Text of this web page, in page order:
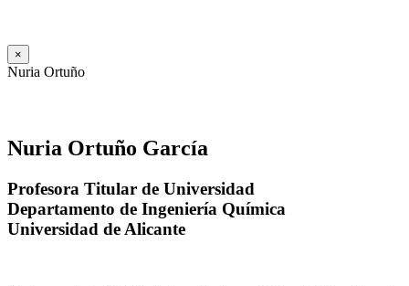
×
Nuria Ortuño
Nuria Ortuño García
Profesora Titular de Universidad
Departamento de Ingeniería Química
Universidad de Alicante